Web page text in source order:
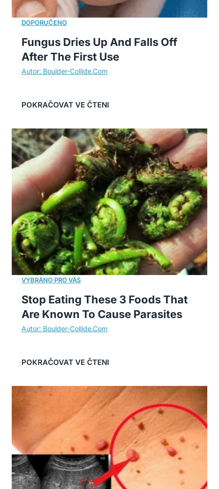
Fungus Dries Up And Falls Off
After The First Use
Stop Eating These 3 Foods That
Are Known To Cause Parasites